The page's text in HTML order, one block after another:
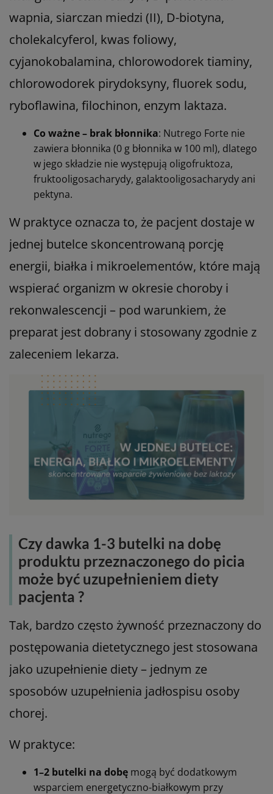
wapnia, siarczan miedzi (II), D-biotyna,
cholekalcyferol, kwas foliowy,
cyjanokobalamina, chlorowodorek tiaminy,
chlorowodorek pirydoksyny, fluorek sodu,
ryboflawina, filochinon, enzym laktaza.
Co ważne – brak błonnika: Nutrego Forte nie
zawiera błonnika (0 g błonnika w 100 ml), dlatego
w jego składzie nie występują oligofruktoza,
fruktooligosacharydy, galaktooligosacharydy ani
pektyna.
W praktyce oznacza to, że pacjent dostaje w
jednej butelce skoncentrowaną porcję
energii, białka i mikroelementów, które mają
wspierać organizm w okresie choroby i
rekonwalescencji – pod warunkiem, że
preparat jest dobrany i stosowany zgodnie z
zaleceniem lekarza.
Czy dawka 1-3 butelki na dobę
produktu przeznaczonego do picia
może być uzupełnieniem diety
pacjenta ?
Tak, bardzo często żywność przeznaczony do
postępowania dietetycznego jest stosowana
jako uzupełnienie diety – jednym ze
sposobów uzupełnienia jadłospisu osoby
chorej.
W praktyce:
1–2 butelki na dobę mogą być dodatkowym
wsparciem energetyczno-białkowym przy